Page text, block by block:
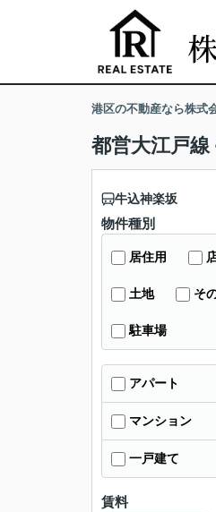
港区の不動産なら株式
都営大江戸
牛込神楽坂
物件種別
居住用
土地 そ
駐車場
アパート
マンション
一戸建て
賃料